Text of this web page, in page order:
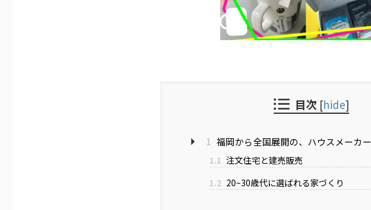
目次 [hide]
1 福岡から全国展開の、ハウスメーカー
1.1 注文住宅と建売販売
1.2 20~30歳代に選ばれる家づくり